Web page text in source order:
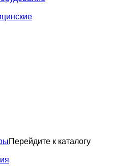
Перейдите к каталогу